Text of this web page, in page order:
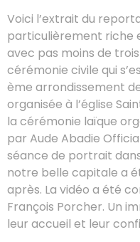
Voici l’extrait du
particulièrement riche
avec pas moins de
cérémonie civile qui
ème arrondissement
organisée à l’église
la cérémonie laïque
par Aude Abadie
séance de portrait
notre belle capitale a
après. La vidéo a été
François Porcher. Un
leur accueil et leur